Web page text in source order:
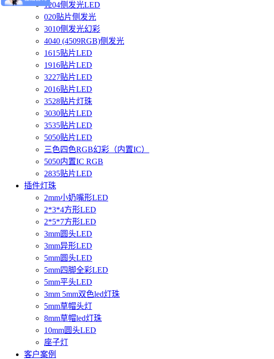
1204侧发光LED
020贴片侧发光
3010侧发光幻彩
4040 (4509RGB)侧发光
1615贴片LED
1916贴片LED
3227贴片LED
2016贴片LED
3528贴片灯珠
3030贴片LED
3535贴片LED
5050贴片LED
三色四色RGB幻彩（内置IC）
5050内置IC RGB
2835贴片LED
插件灯珠
2mm小奶嘴形LED
2*3*4方形LED
2*5*7方形LED
3mm圆头LED
3mm异形LED
5mm圆头LED
5mm四脚全彩LED
5mm平头LED
3mm 5mm双色led灯珠
5mm草帽头灯
8mm草帽led灯珠
10mm圆头LED
座子灯
客户案例